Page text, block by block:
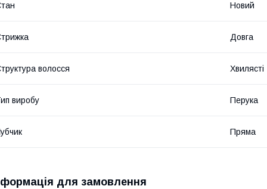
Новий
Довга
волосся Хвилясті
виробу Перука
Пряма
для замовлення